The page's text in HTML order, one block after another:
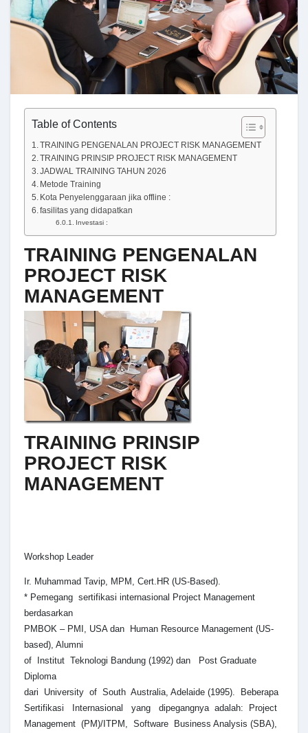
Table of Contents
TRAINING PENGENALAN PROJECT RISK MANAGEMENT
TRAINING PRINSIP PROJECT RISK MANAGEMENT
JADWAL TRAINING TAHUN 2026
Metode Training
Kota Penyelenggaraan jika offline :
fasilitas yang didapatkan
Investasi :
TRAINING PENGENALAN
PROJECT RISK
MANAGEMENT
TRAINING PRINSIP
PROJECT RISK
MANAGEMENT
Workshop Leader
Ir. Muhammad Tavip, MPM, Cert.HR (US-Based).
* Pemegang sertifikasi internasional Project Management
berdasarkan
PMBOK – PMI, USA dan Human Resource Management (US-
based), Alumni
of Institut Teknologi Bandung (1992) dan Post Graduate
Diploma
dari University of South Australia, Adelaide (1995). Beberapa
Sertifikasi Internasional yang dipegangnya adalah: Project
Management (PM)/ITPM, Software Business Analysis (SBA),